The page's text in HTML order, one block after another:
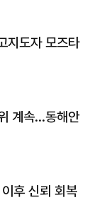
지도자 모즈타
계속…동해안
후 신뢰 회복